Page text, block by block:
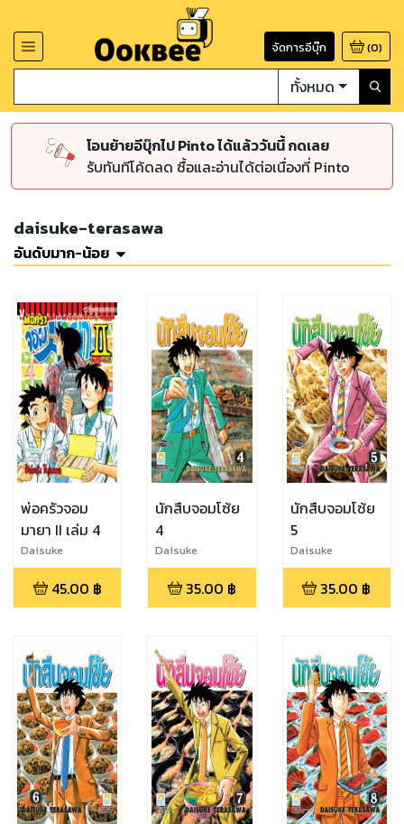
จัดการอีบุ๊ก (0)
ทั้งหมด
โอนย้ายอีบุ๊กไป Pinto ได้แล้ววันนี้ กดเลย
รับทันทีโค้ดลด ซื้อและอ่านได้ต่อเนื่องที่ Pinto
daisuke-terasawa
อันดับมาก-น้อย
พ่อครัวจอม
มายา II เล่ม 4
Daisuke
Terasawa
45.00 ฿
นักสืบจอมโซ้ย
4
Daisuke
Terasawa
35.00 ฿
นักสืบจอมโซ้ย
5
Daisuke
Terasawa
35.00 ฿